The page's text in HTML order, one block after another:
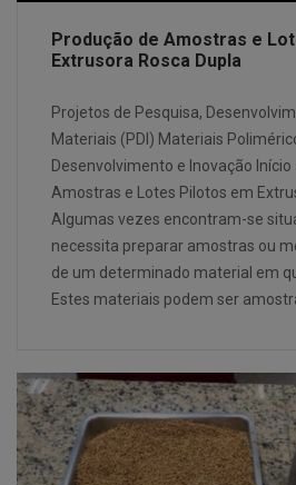
Produção de Amostras e
Extrusora Rosca Dupla
Projetos de Pesquisa,
Materiais (PDI) Materiais
Desenvolvimento e Inovação Início
Amostras e Lotes Pilotos em
Algumas vezes encontram-se
necessita preparar amostras ou
de um determinado material em
Estes materiais podem ser